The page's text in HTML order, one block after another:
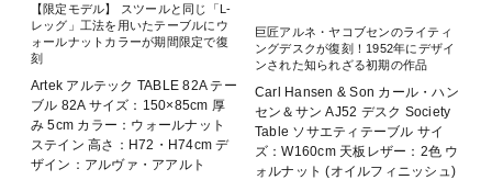
【限定モデル】 スツールと同じ「L-
レッグ」工法を用いたテーブルにウ
ォールナットカラーが期間限定で復
刻
Artek アルテック TABLE 82A テー
ブル 82A サイズ：150×85cm 厚
み 5cm カラー：ウォールナット
ステイン 高さ：H72・H74cm デ
ザイン：アルヴァ・アアルト
巨匠アルネ・ヤコブセンのライティ
ングデスクが復刻！1952年にデザイ
ンされた知られざる初期の作品
Carl Hansen & Son カール・ハン
セン＆サン AJ52 デスク Society
Table ソサエティテーブル サイ
ズ：W160cm 天板レザー：2色 ウ
ォルナット (オイルフィニッシュ)